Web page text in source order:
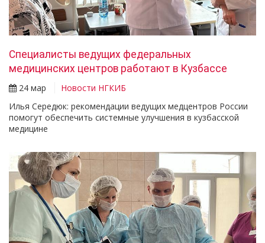
Специалисты ведущих федеральных
медицинских центров работают в Кузбассе
24 мар
Новости НГКИБ
Илья Середюк: рекомендации ведущих медцентров России
помогут обеспечить системные улучшения в кузбасской
медицине